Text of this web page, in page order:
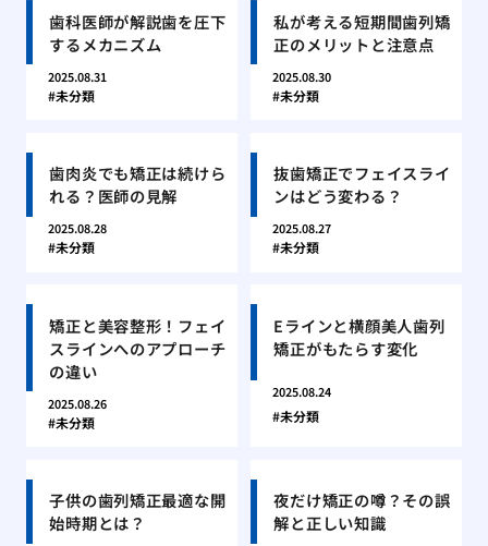
歯科医師が解説歯を圧下
するメカニズム
2025.08.31
未分類
私が考える短期間歯列矯
正のメリットと注意点
2025.08.30
未分類
歯肉炎でも矯正は続けら
れる？医師の見解
2025.08.28
未分類
抜歯矯正でフェイスライ
ンはどう変わる？
2025.08.27
未分類
矯正と美容整形！フェイ
スラインへのアプローチ
の違い
2025.08.26
未分類
Eラインと横顔美人歯列
矯正がもたらす変化
2025.08.24
未分類
子供の歯列矯正最適な開
始時期とは？
夜だけ矯正の噂？その誤
解と正しい知識